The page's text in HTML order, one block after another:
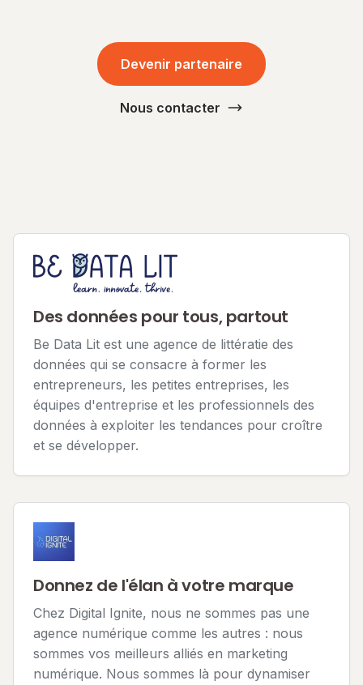
Devenir partenaire
Nous contacter
Des données pour tous, partout
Be Data Lit est une agence de littératie des
données qui se consacre à former les
entrepreneurs, les petites entreprises, les
équipes d'entreprise et les professionnels des
données à exploiter les tendances pour croître
et se développer.
Donnez de l'élan à votre marque
Chez Digital Ignite, nous ne sommes pas une
agence numérique comme les autres : nous
sommes vos meilleurs alliés en marketing
numérique. Nous sommes là pour dynamiser